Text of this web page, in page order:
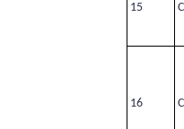
15
16